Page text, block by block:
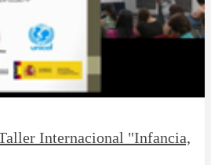
Internacional "Infancia,